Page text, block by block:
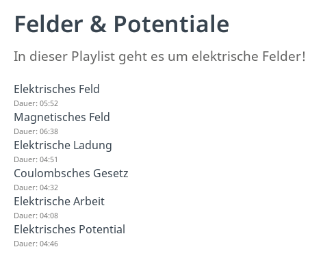
Felder & Potentiale
In dieser Playlist geht es um elektrische Felder!
Elektrisches Feld
Dauer: 05:52
Magnetisches Feld
Dauer: 06:38
Elektrische Ladung
Dauer: 04:51
Coulombsches Gesetz
Dauer: 04:32
Elektrische Arbeit
Dauer: 04:08
Elektrisches Potential
Dauer: 04:46